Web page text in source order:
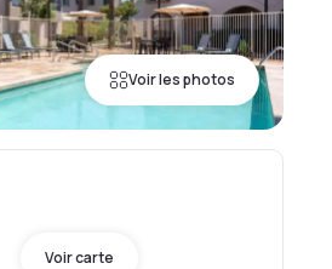
Voir les photos
Voir carte